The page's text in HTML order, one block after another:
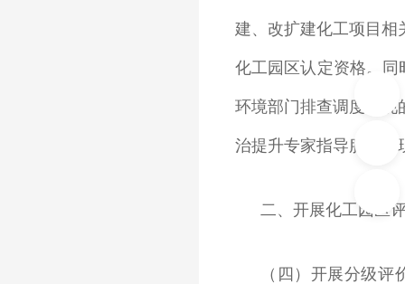
建、改扩建化工项目相
化工园区认定资格。同
环境部门排查调度发现
治提升专家指导服务发
二、开展化工园区
（四）开展分级